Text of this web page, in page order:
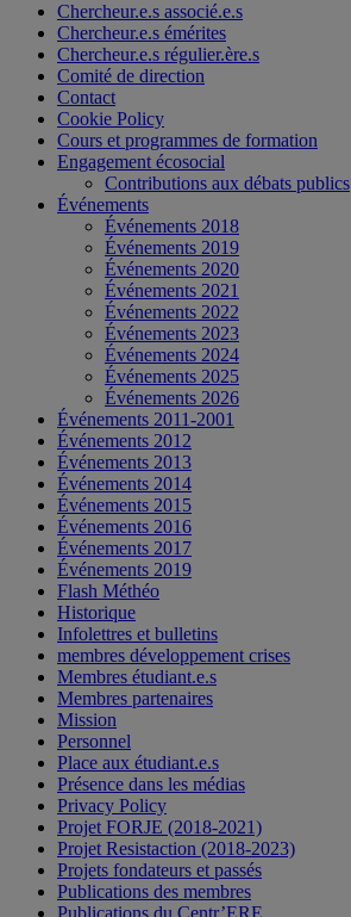
Chercheur.e.s associé.e.s
Chercheur.e.s émérites
Chercheur.e.s régulier.ère.s
Comité de direction
Contact
Cookie Policy
Cours et programmes de formation
Engagement écosocial
Contributions aux débats publics
Événements
Événements 2018
Événements 2019
Événements 2020
Événements 2021
Événements 2022
Événements 2023
Événements 2024
Événements 2025
Événements 2026
Événements 2011-2001
Événements 2012
Événements 2013
Événements 2014
Événements 2015
Événements 2016
Événements 2017
Événements 2019
Flash Méthéo
Historique
Infolettres et bulletins
membres développement crises
Membres étudiant.e.s
Membres partenaires
Mission
Personnel
Place aux étudiant.e.s
Présence dans les médias
Privacy Policy
Projet FORJE (2018-2021)
Projet Resistaction (2018-2023)
Projets fondateurs et passés
Publications des membres
Publications du Centr’ERE